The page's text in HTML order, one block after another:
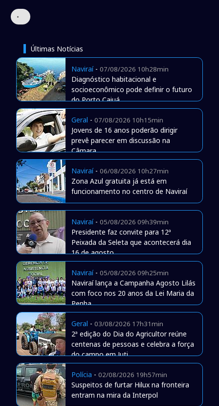
•
Últimas Notícias
Naviraí- 07/08/2026 10h28min
Diagnóstico habitacional e
socioeconômico pode definir o futuro
do Porto Caiuá
Geral - 07/08/2026 10h15min
Jovens de 16 anos poderão dirigir
prevê parecer em discussão na
Câmara
Naviraí- 06/08/2026 10h27min
Zona Azul gratuita já está em
funcionamento no centro de Naviraí
Naviraí- 05/08/2026 09h39min
Presidente faz convite para 12ª
Peixada da Seleta que acontecerá dia
16 de agosto
Naviraí- 05/08/2026 09h25min
Naviraí lança a Campanha Agosto Lilás
com foco nos 20 anos da Lei Maria da
Penha
Geral - 03/08/2026 17h31min
2ª edição do Dia do Agricultor reúne
centenas de pessoas e celebra a força
do campo em Juti
Polícia - 02/08/2026 19h57min
Suspeitos de furtar Hilux na fronteira
entram na mira da Interpol